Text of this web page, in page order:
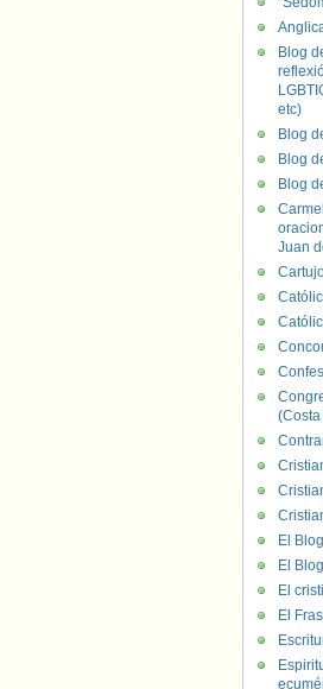
Blog
etc)
Blog
Blog
Blog
Juan
El
El
El
El